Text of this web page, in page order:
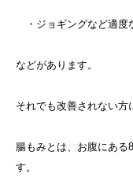
・ジョギングなど適度
などがあります。
それでも改善されない方
腸もみとは、お腹にある
す。